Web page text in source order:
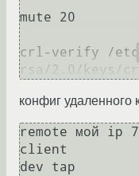
mute 20
crl-verify /etc/
rsa/2.0/keys/
конфиг удаленного
remote мой ip
client
dev tap